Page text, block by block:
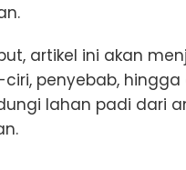
artikel ini akan
penyebab,
lahan padi dari